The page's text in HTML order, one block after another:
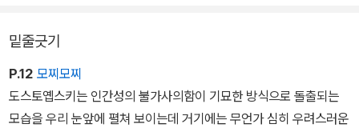
가면서 그 불가사의함을 외면하려고 한다.
의로운 사람과 불의한 사람의 구분, 하나님의 자녀와 세상의 자녀로
밑줄긋기
P.12 모찌모찌
도스토옙스키는 인간성의 불가사의함이 기묘한 방식으로 돌출되는
모습을 우리 눈앞에 펼쳐 보이는데 거기에는 무언가 심히 우려스러운